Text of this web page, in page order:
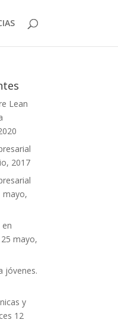
Lean
2017
mayo,
25 mayo,
jóvenes.
y
12